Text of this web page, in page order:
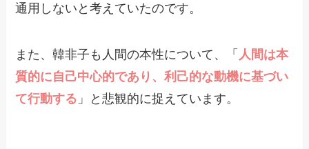
通用しないと考えていたのです。
また、韓非子も人間の本性について、「 人間は本
質的に自己中心的であり、利己的な動機に基づい
て行動する 」と悲観的に捉えています。